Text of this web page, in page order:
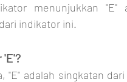
menunjukkan "E"
indikator ini.
"E" adalah singkatan